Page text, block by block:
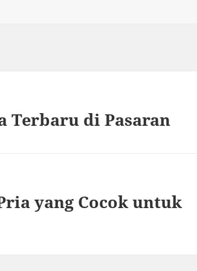
Terbaru di Pasaran
yang Cocok untuk